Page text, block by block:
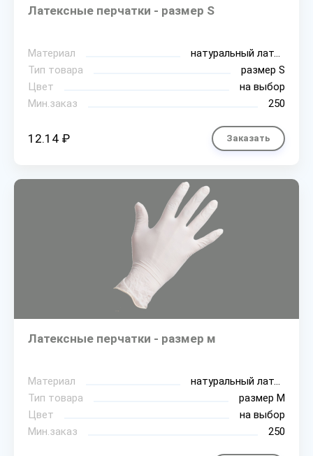
Латексные перчатки - размер S
Материал
натуральный латекс
Тип товара
размер S
Цвет
на выбор
Мин.заказ
250
12.14 ₽ Заказать
Латексные перчатки - размер м
Материал
натуральный латекс
Тип товара
размер М
Цвет
на выбор
Мин.заказ
250